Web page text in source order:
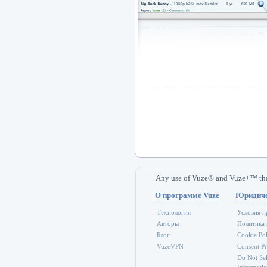
Any use of Vuze® and Vuze+™
О программе Vuze
Технология
Авторы
Блог
VuzeVPN
Условия
Политика
Cookie
Consent
Do Not